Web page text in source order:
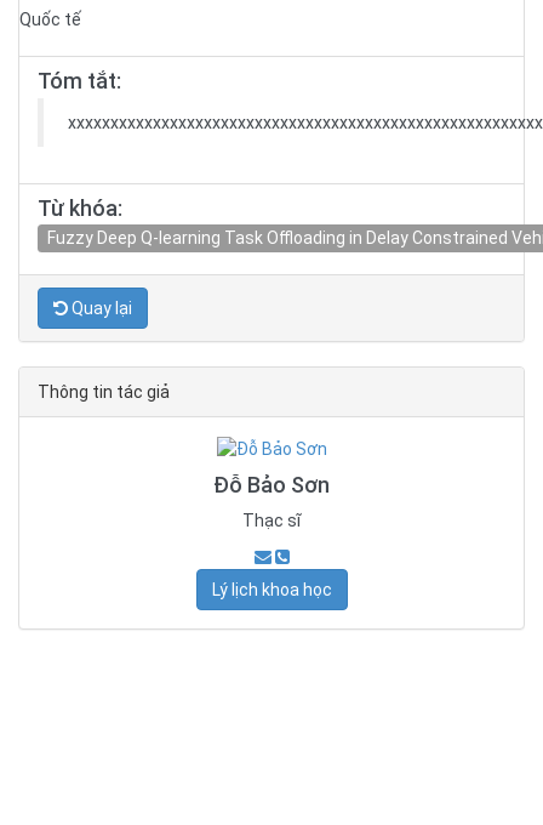
Quốc tế
Tóm tắt:
Từ khóa:
Fuzzy Deep Q-learning Task Offloading in Delay Constrained
Quay lại
Thông tin tác giả
Đỗ Bảo Sơn
Thạc sĩ
Lý lịch khoa học